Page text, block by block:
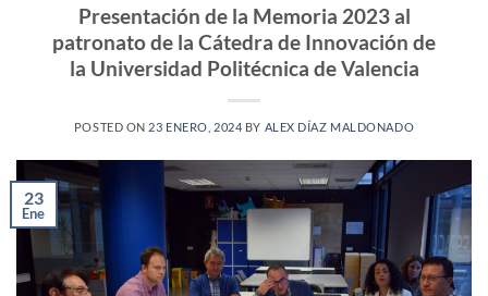
Presentación de la Memoria 2023 al
patronato de la Cátedra de Innovación de
la Universidad Politécnica de Valencia
POSTED ON 23 ENERO, 2024 BY ALEX DÍAZ MALDONADO
23
Ene